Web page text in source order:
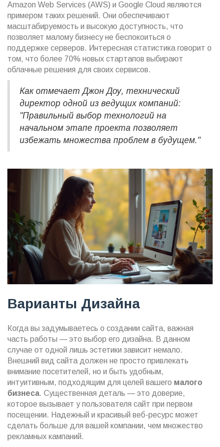
Amazon Web Services (AWS) и Google Cloud являются
примером таких решений. Они обеспечивают
масштабируемость и высокую доступность, что
позволяет малому бизнесу не беспокоиться о
поддержке серверов. Интересная статистика говорит о
том, что более 70% новых стартапов выбирают
облачные решения для своих сервисов.
Как отмечает Джон Доу, технический
директор одной из ведущих компаний:
"Правильный выбор технологий на
начальном этапе проекта позволяет
избежать множества проблем в будущем."
Варианты Дизайна
Когда вы задумываетесь о создании сайта, важная
часть работы — это выбор его дизайна. В данном
случае от одной лишь эстетики зависит немало.
Внешний вид сайта должен не просто привлекать
внимание посетителей, но и быть удобным,
интуитивным, подходящим для целей вашего малого
бизнеса. Существенная деталь — это доверие,
которое вызывает у пользователя сайт при первом
посещении. Надежный и красивый веб-ресурс может
сделать больше для вашей компании, чем множество
рекламных кампаний.